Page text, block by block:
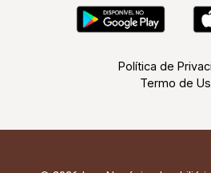
Política de
Termo de